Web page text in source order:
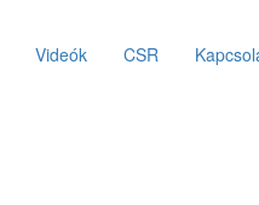
Videók CSR